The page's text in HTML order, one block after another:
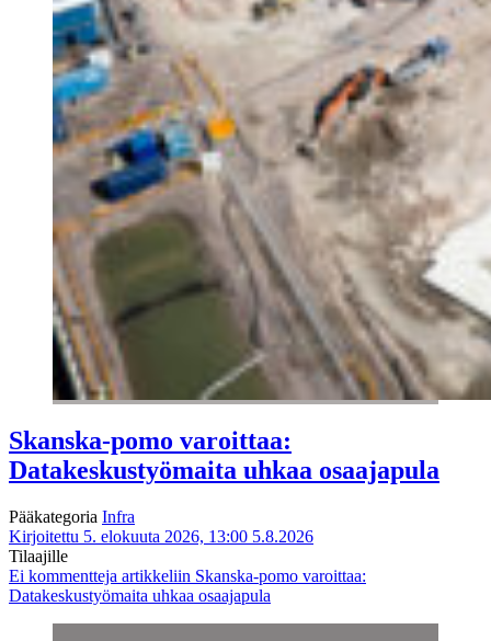
Skanska-pomo varoittaa:
Datakeskustyömaita uhkaa osaajapula
Pääkategoria Infra
Kirjoitettu 5. elokuuta 2026, 13:00 5.8.2026
Tilaajille
Ei kommentteja artikkeliin Skanska-pomo varoittaa:
Datakeskustyömaita uhkaa osaajapula